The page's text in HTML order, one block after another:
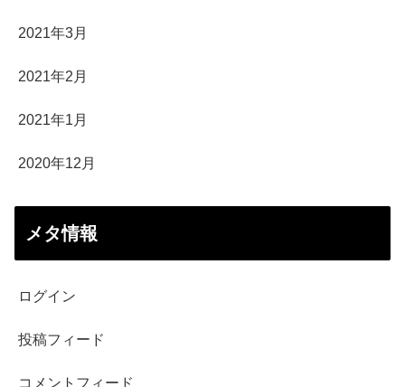
2021年3月
2021年2月
2021年1月
2020年12月
メタ情報
ログイン
投稿フィード
コメントフィード